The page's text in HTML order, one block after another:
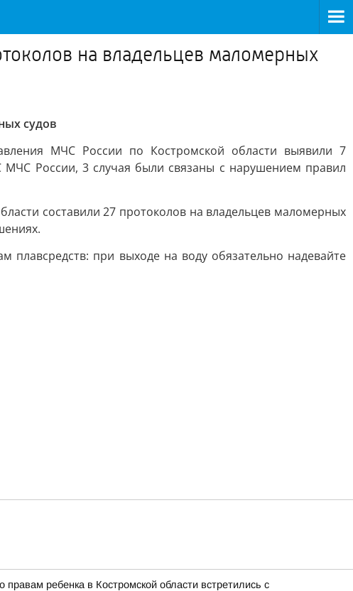
на владельцев маломерных
судов
МЧС России по Костромской области выявили 7
России, 3 случая были связаны с нарушением правил
составили 27 протоколов на владельцев маломерных
при выходе на воду обязательно надевайте
ребенка в Костромской области встретились с